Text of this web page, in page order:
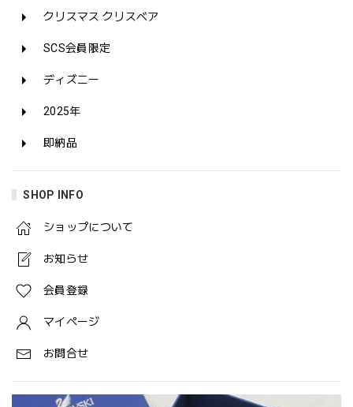
クリスマス クリスベア
SCS会員限定
ディズニー
2025年
即納品
SHOP INFO
ショップについて
お知らせ
会員登録
マイページ
お問合せ